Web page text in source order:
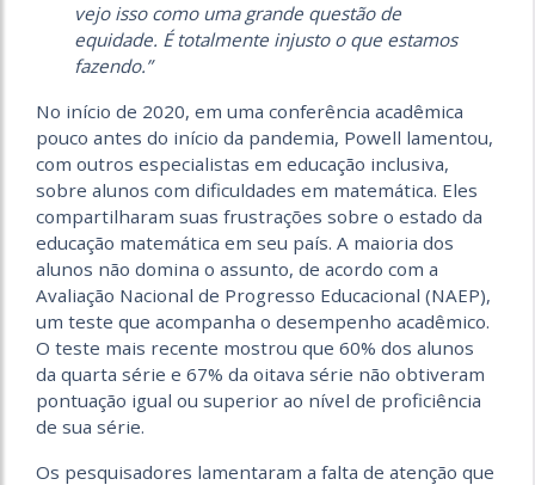
vejo isso como uma grande questão de
equidade. É totalmente injusto o que estamos
fazendo.”
No início de 2020, em uma conferência acadêmica
pouco antes do início da pandemia, Powell lamentou,
com outros especialistas em educação inclusiva,
sobre alunos com dificuldades em matemática. Eles
compartilharam suas frustrações sobre o estado da
educação matemática em seu país. A maioria dos
alunos não domina o assunto, de acordo com a
Avaliação Nacional de Progresso Educacional (NAEP),
um teste que acompanha o desempenho acadêmico.
O teste mais recente mostrou que 60% dos alunos
da quarta série e 67% da oitava série não obtiveram
pontuação igual ou superior ao nível de proficiência
de sua série.
Os pesquisadores lamentaram a falta de atenção que